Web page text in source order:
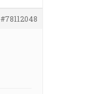
#78112048